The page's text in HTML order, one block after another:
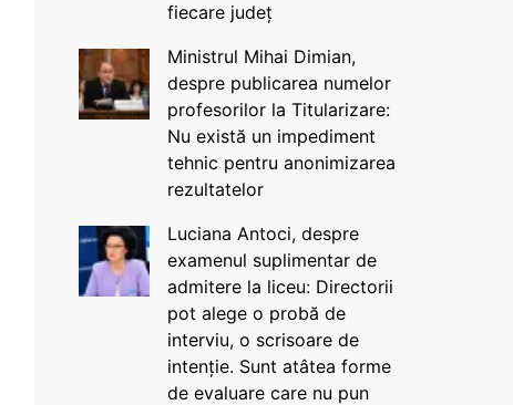
fiecare județ
Ministrul Mihai Dimian,
despre publicarea numelor
profesorilor la Titularizare:
Nu există un impediment
tehnic pentru anonimizarea
rezultatelor
Luciana Antoci, despre
examenul suplimentar de
admitere la liceu: Directorii
pot alege o probă de
interviu, o scrisoare de
intenție. Sunt atâtea forme
de evaluare care nu pun